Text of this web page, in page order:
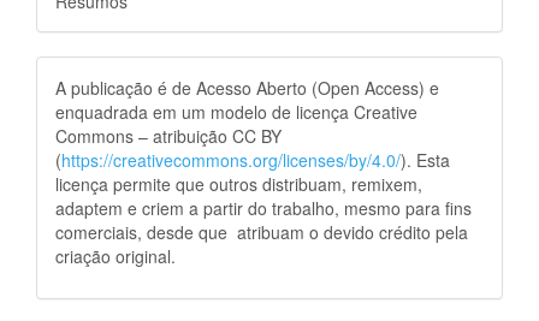
A publicação é de Acesso Aberto (Open Access) e
enquadrada em um modelo de licença Creative
Commons – atribuição CC BY
(https://creativecommons.org/licenses/by/4.0/). Esta
licença permite que outros distribuam, remixem,
adaptem e criem a partir do trabalho, mesmo para fins
comerciais, desde que atribuam o devido crédito pela
criação original.